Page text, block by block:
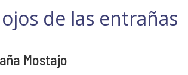
ojos de las entrañas
Mostajo